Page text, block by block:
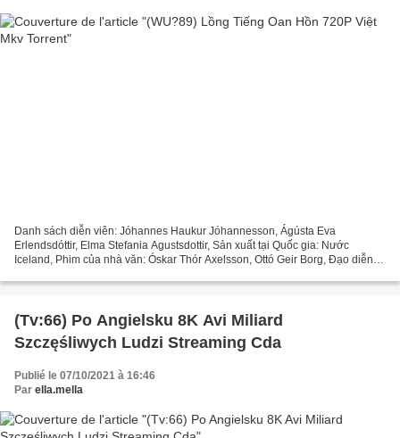
Danh sách diễn viên: Jóhannes Haukur Jóhannesson, Ágústa Eva
Erlendsdóttir, Elma Stefania Agustsdottir, Sản xuất tại Quốc gia: Nước
Iceland, Phim của nhà văn: Óskar Thór Axelsson, Ottó Geir Borg, Đạo diễn:
(Tv:66) Po Angielsku 8K Avi Miliard
Szczęśliwych Ludzi Streaming Cda
Publié le 07/10/2021 à 16:46
Par ella.mella